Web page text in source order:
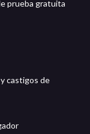
prueba gratuita
castigos de